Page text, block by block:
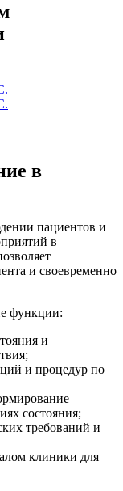
в
пациентов и
в
и своевременно
функции:
и
и процедур по
состояния;
требований и
клиники для